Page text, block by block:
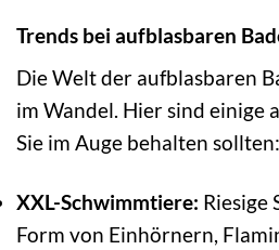
Trends bei aufblasbaren
Die Welt der aufblasbaren
im Wandel. Hier sind einige
Sie im Auge behalten sollten:
XXL-Schwimmtiere: Riesige
Form von Einhörnern,